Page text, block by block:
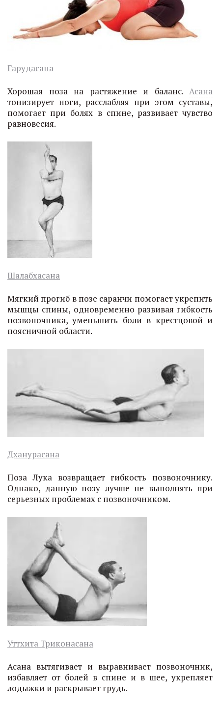
Гарудасана
Хорошая поза на растяжение и баланс. Асана
тонизирует ноги, расслабляя при этом суставы,
помогает при болях в спине, развивает чувство
равновесия.
Шалабхасана
Мягкий прогиб в позе саранчи помогает укрепить
мышцы спины, одновременно развивая гибкость
позвоночника, уменьшить боли в крестцовой и
поясничной области.
Дханурасана
Поза Лука возвращает гибкость позвоночнику.
Однако, данную позу лучше не выполнять при
серьезных проблемах с позвоночником.
Уттхита Триконасана
Асана вытягивает и выравнивает позвоночник,
избавляет от болей в спине и в шее, укрепляет
лодыжки и раскрывает грудь.